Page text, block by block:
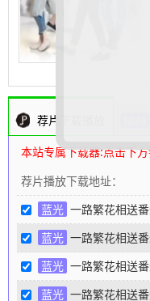
荐片下载播放
本站专属下载器:点击下
荐片播放下载地址：
蓝光 一路繁花相送
蓝光 一路繁花相送
蓝光 一路繁花相送
蓝光 一路繁花相送